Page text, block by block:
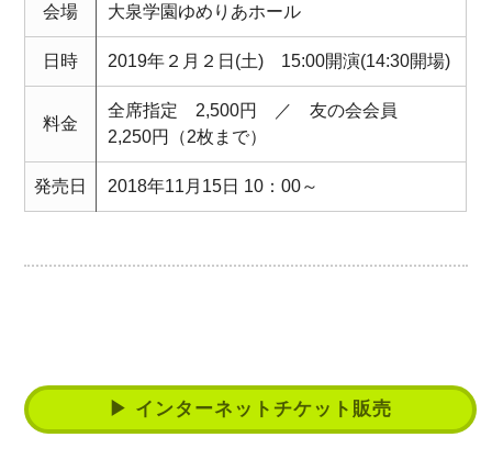
会場 大泉学園ゆめりあホール
日時 2019年２月２日(土) 15:00開演(14:30開場)
料金
全席指定 2,500円 ／ 友の会会員
2,250円（2枚まで）
発売日 2018年11月15日 10：00～
▶ インターネットチケット販売